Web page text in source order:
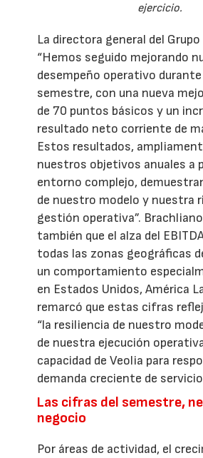
ejercicio.
La directora general del Grupo
“Hemos seguido mejorando
desempeño operativo
semestre, con una nueva
de 70 puntos básicos y un
resultado neto corriente de
Estos resultados,
nuestros objetivos anuales a
entorno complejo,
de nuestro modelo y nuestra
gestión operativa”.
también que el alza del
todas las zonas geográficas
un comportamiento
en Estados Unidos, América
remarcó que estas cifras
“la resiliencia de nuestro
de nuestra ejecución
capacidad de Veolia para
demanda creciente de
Las cifras del semestre,
negocio
Por áreas de actividad, el